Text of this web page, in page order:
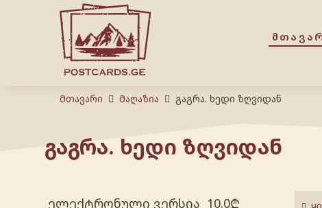
Მთავარი Მაღაზია გაგრა. ხედი ზღვიდან
გაგრა. ხედი ზღვიდან
ელექტრონული ვერსია 10.0₾